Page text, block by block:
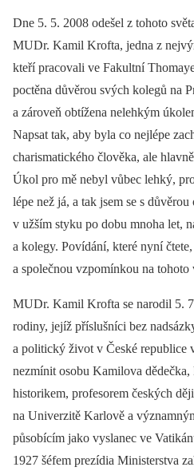
Dne 5. 5. 2008 odešel z tohoto
MUDr. Kamil Krofta, jedna z
kteří pracovali ve Fakultní
poctěna důvěrou svých kolegů na
a zároveň obtížena nelehkým
Napsat tak, aby byla co nejlépe
charismatického člověka, ale
Úkol pro mě nebyl vůbec lehký,
lépe než já, a tak jsem se s
v užším styku po dobu mnoha let,
a kolegy. Povídání, které nyní
a společnou vzpomínkou na
MUDr. Kamil Krofta se narodil 5.
rodiny, jejíž příslušníci bez
a politický život v České republice
nezmínit osobu Kamilova
historikem, profesorem českých
na Univerzitě Karlově a
působícím jako vyslanec ve
1927 šéfem prezídia Ministerstva